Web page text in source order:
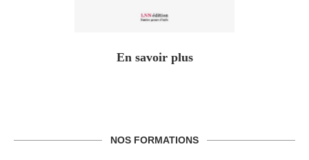
En savoir plus
NOS FORMATIONS